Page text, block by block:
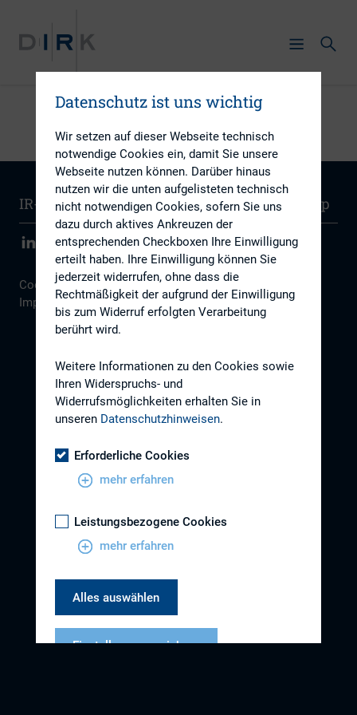
IR-Wissen Kontakt Newsletter Sitemap
Cookie Einstellungen | Datenschutz |
Impressum
Datenschutz ist uns wichtig
Wir setzen auf dieser Webseite technisch
notwendige Cookies ein, damit Sie unsere
Webseite nutzen können. Darüber hinaus
nutzen wir die unten aufgelisteten technisch
nicht notwendigen Cookies, sofern Sie uns
dazu durch aktives Ankreuzen der
entsprechenden Checkboxen Ihre Einwilligung
erteilt haben. Ihre Einwilligung können Sie
jederzeit widerrufen, ohne dass die
Rechtmäßigkeit der aufgrund der Einwilligung
bis zum Widerruf erfolgten Verarbeitung
berührt wird.
Weitere Informationen zu den Cookies sowie
Ihren Widerspruchs- und
Widerrufsmöglichkeiten erhalten Sie in
unseren Datenschutzhinweisen.
Erforderliche Cookies
mehr erfahren
Leistungsbezogene Cookies
mehr erfahren
Alles auswählen
Einstellungen speichern